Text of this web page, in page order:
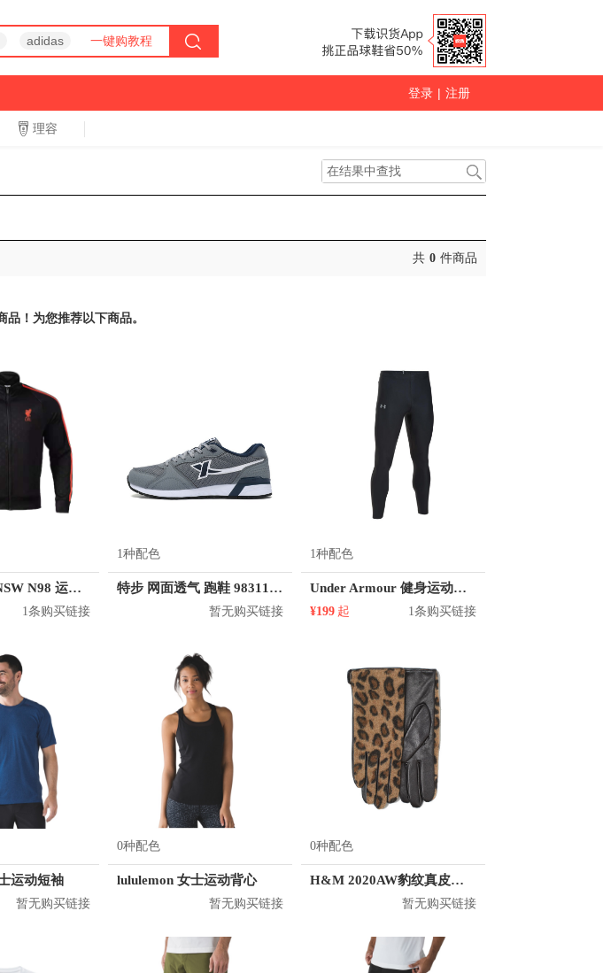
adidas 一键购教程
登录 | 注册
理容
共 0 件商品
！为您推荐以下商品。
Nike 利物浦NSW N98 运动休闲拉链针织立领夹克 DB2944
1条购买链接
1种配色
特步 网面透气 跑鞋 983119325907
暂无购买链接
1种配色
Under Armour 健身运动紧身裤 1301016
¥199 起 1条购买链接
运动短袖
暂无购买链接
0种配色
lululemon 女士运动背心
暂无购买链接
0种配色
H&M 2020AW豹纹真皮五指手套 0785505
暂无购买链接